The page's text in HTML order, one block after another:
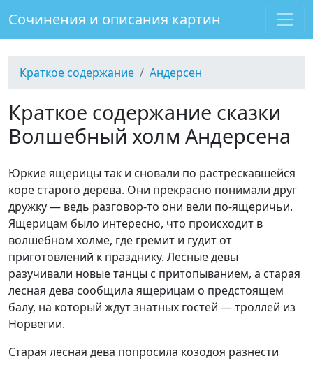
Сочинения и описания картин
Краткое содержание Андерсен
Краткое содержание сказки
Волшебный холм Андерсена
Юркие ящерицы так и сновали по растрескавшейся
коре старого дерева. Они прекрасно понимали друг
дружку — ведь разговор-то они вели по-ящеричьи.
Ящерицам было интересно, что происходит в
волшебном холме, где гремит и гудит от
приготовлений к празднику. Лесные девы
разучивали новые танцы с притопыванием, а старая
лесная дева сообщила ящерицам о предстоящем
балу, на который ждут знатных гостей — троллей из
Норвегии.
Старая лесная дева попросила козодоя разнести